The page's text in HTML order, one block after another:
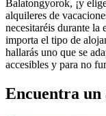
Balatongyorok, ¡y
alquileres de
necesitaréis durante la
importa el tipo de
hallarás uno que se
accesibles y para no
Encuentra un